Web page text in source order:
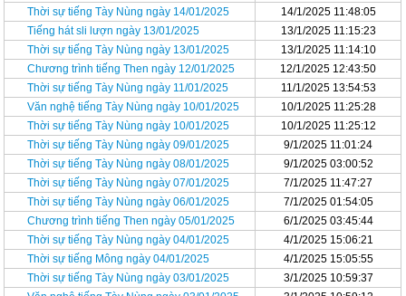
Thời sự tiếng Tày Nùng ngày 14/01/2025
14/1/2025 11:48:05
Tiếng hát sli lượn ngày 13/01/2025
13/1/2025 11:15:23
Thời sự tiếng Tày Nùng ngày 13/01/2025
13/1/2025 11:14:10
Chương trình tiếng Then ngày 12/01/2025
12/1/2025 12:43:50
Thời sự tiếng Tày Nùng ngày 11/01/2025
11/1/2025 13:54:53
Văn nghệ tiếng Tày Nùng ngày 10/01/2025
10/1/2025 11:25:28
Thời sự tiếng Tày Nùng ngày 10/01/2025
10/1/2025 11:25:12
Thời sự tiếng Tày Nùng ngày 09/01/2025
9/1/2025 11:01:24
Thời sự tiếng Tày Nùng ngày 08/01/2025
9/1/2025 03:00:52
Thời sự tiếng Tày Nùng ngày 07/01/2025
7/1/2025 11:47:27
Thời sự tiếng Tày Nùng ngày 06/01/2025
7/1/2025 01:54:05
Chương trình tiếng Then ngày 05/01/2025
6/1/2025 03:45:44
Thời sự tiếng Tày Nùng ngày 04/01/2025
4/1/2025 15:06:21
Thời sự tiếng Mông ngày 04/01/2025
4/1/2025 15:05:55
Thời sự tiếng Tày Nùng ngày 03/01/2025
3/1/2025 10:59:37